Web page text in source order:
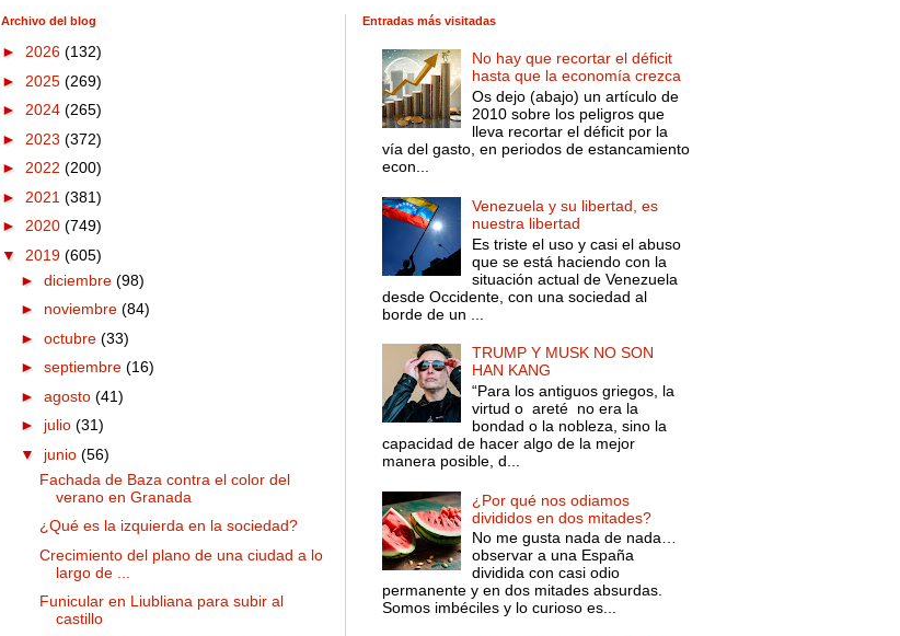
Archivo del blog
► 2026 (132)
► 2025 (269)
► 2024 (265)
► 2023 (372)
► 2022 (200)
► 2021 (381)
► 2020 (749)
▼ 2019 (605)
► diciembre (98)
► noviembre (84)
► octubre (33)
► septiembre (16)
► agosto (41)
► julio (31)
▼ junio (56)
Fachada de Baza contra el color del
verano en Granada
¿Qué es la izquierda en la sociedad?
Crecimiento del plano de una ciudad a lo
largo de ...
Funicular en Liubliana para subir al
castillo
Entradas más visitadas
No hay que recortar el déficit
hasta que la economía crezca
Os dejo (abajo) un artículo de
2010 sobre los peligros que
lleva recortar el déficit por la
vía del gasto, en periodos de estancamiento
econ...
Venezuela y su libertad, es
nuestra libertad
Es triste el uso y casi el abuso
que se está haciendo con la
situación actual de Venezuela
desde Occidente, con una sociedad al
borde de un ...
TRUMP Y MUSK NO SON
HAN KANG
“Para los antiguos griegos, la
virtud o areté no era la
bondad o la nobleza, sino la
capacidad de hacer algo de la mejor
manera posible, d...
¿Por qué nos odiamos
divididos en dos mitades?
No me gusta nada de nada…
observar a una España
dividida con casi odio
permanente y en dos mitades absurdas.
Somos imbéciles y lo curioso es...